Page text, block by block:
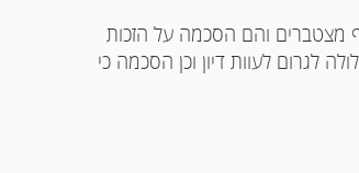
מצטברים והם הסכמה על הזכות
לגרום לעוות דיון וכן הסכמה כי